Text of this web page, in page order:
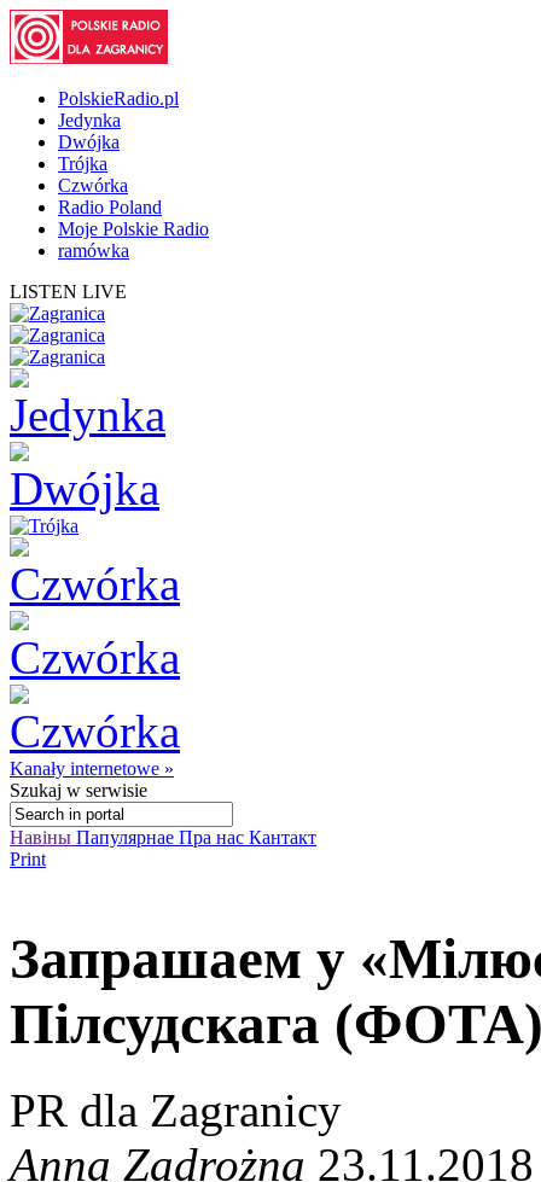
PolskieRadio.pl
Jedynka
Dwójka
Trójka
Czwórka
Radio Poland
Moje Polskie Radio
ramówka
LISTEN LIVE
Kanały internetowe »
Szukaj w serwisie
Навіны Папулярнае Пра нас Кантакт
Print
Запрашаем у
Пілсудскага
PR dla Zagranicy
Anna Zadrożna